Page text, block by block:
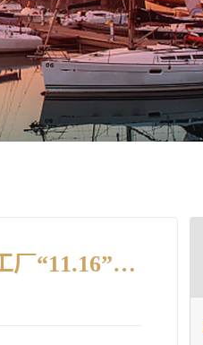
关于转发市安委会《关于吸取山东省潍坊市龙源食品加工厂“11.16”火灾事故教训立即开展消防安全大检查的紧急通知》的通知